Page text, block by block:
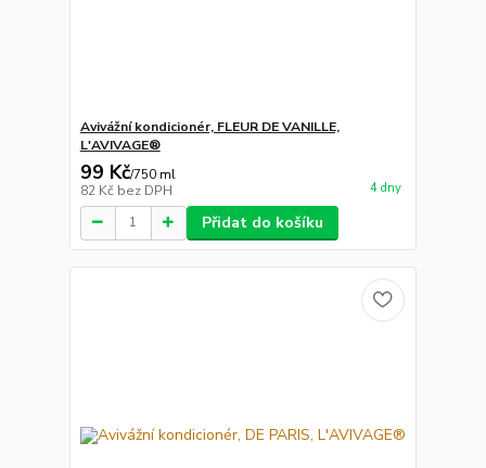
Avivážní kondicionér, FLEUR DE VANILLE,
L'AVIVAGE®
99 Kč/750 ml
82 Kč bez DPH 4 dny
Přidat do košíku